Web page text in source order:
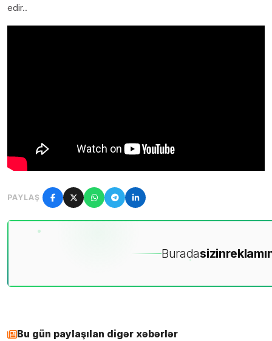
edir..
PAYLAŞ
Buradasizin
Bu gün paylaşılan digər xəbərlər